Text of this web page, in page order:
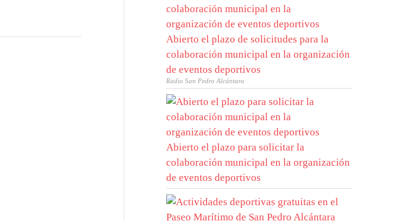
Abierto el plazo de solicitudes para la
colaboración municipal en la organización
de eventos deportivos
Radio San Pedro Alcántara
Abierto el plazo para solicitar la
colaboración municipal en la organización
de eventos deportivos